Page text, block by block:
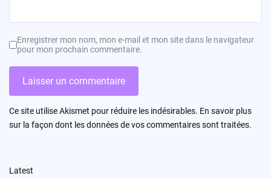
Enregistrer mon nom, mon e-mail et mon site dans le navigateur
pour mon prochain commentaire.
Ce site utilise Akismet pour réduire les indésirables. En savoir plus
sur la façon dont les données de vos commentaires sont traitées.
Latest